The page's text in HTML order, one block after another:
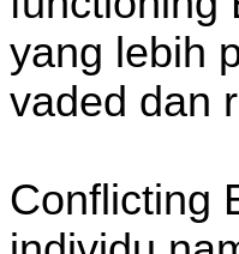
yang lebih
vaded dan
Conflicting